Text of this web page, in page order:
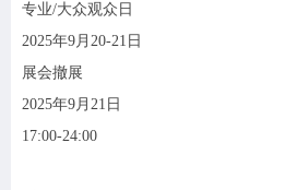
专业/大众观众日
2025年9月20-21日
展会撤展
2025年9月21日
17:00-24:00